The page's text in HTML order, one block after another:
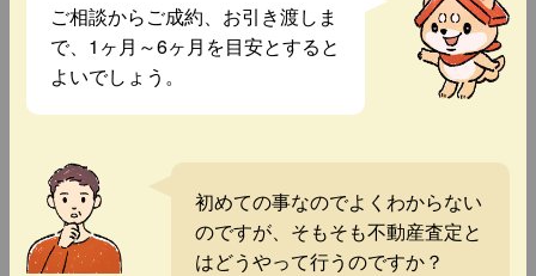
ご相談からご成約、お引き渡しま
で、1ヶ月～6ヶ月を目安とすると
よいでしょう。
初めての事なのでよくわからない
のですが、そもそも不動産査定と
はどうやって行うのですか？